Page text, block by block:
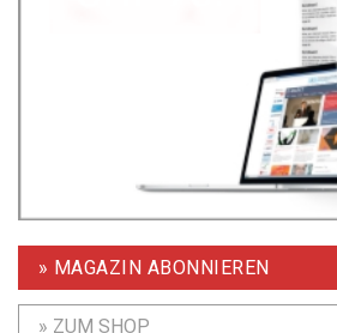
» MAGAZIN ABONNIEREN
» ZUM SHOP